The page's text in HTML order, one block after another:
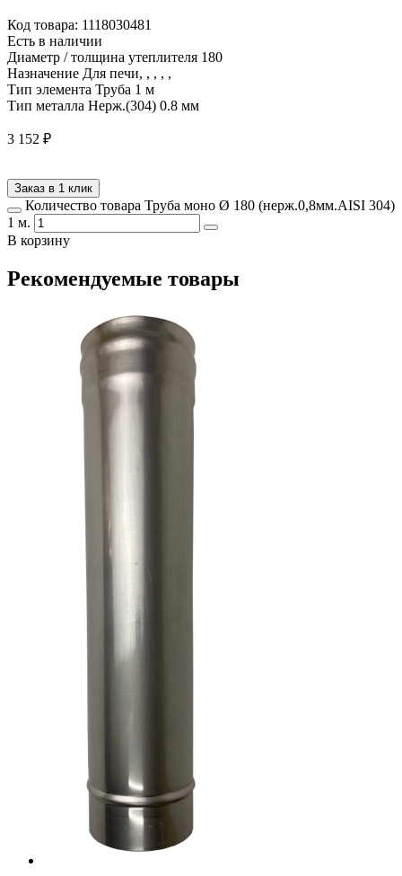
Код товара: 1118030481
Есть в наличии
Диаметр / толщина утеплителя 180
Назначение Для печи, , , , ,
Тип элемента Труба 1 м
Тип металла Нерж.(304) 0.8 мм
3 152 ₽
Заказ в 1 клик
Количество товара Труба моно Ø 180 (нерж.0,8мм.AISI 304)
1 м.
В корзину
Рекомендуемые товары